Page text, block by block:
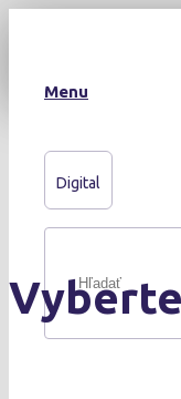
Menu
Digital